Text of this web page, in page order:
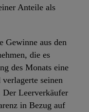
Anteile als
Gewinne aus den
die es
des Monats eine
seinen
Der Leerverkäufer
in Bezug auf